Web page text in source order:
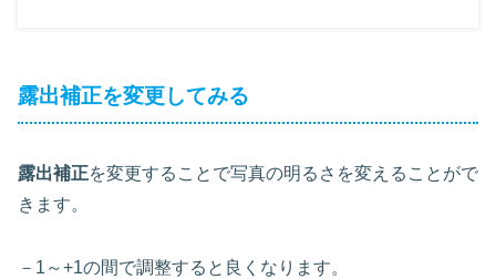
露出補正を変更してみる
露出補正を変更することで写真の明るさを変えることがで
きます。
－1～+1の間で調整すると良くなります。